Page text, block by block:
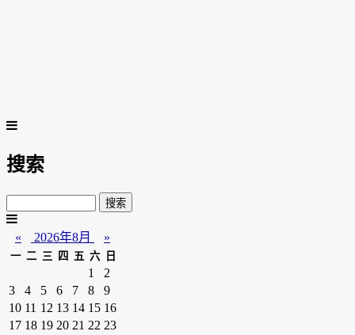
搜索
« 2026年8月 »
一 二 三 四 五 六 日
1
2
3
4 5 6 7 8
9
10 11 12 13 14 15 16
17 18 19 20 21 22 23